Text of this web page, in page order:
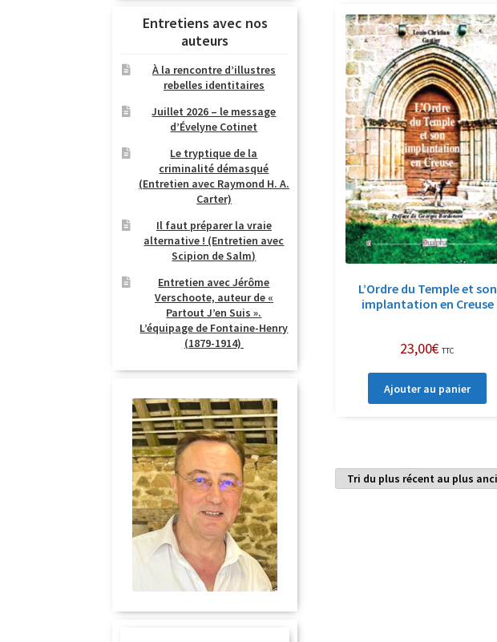
L’Ordre du Temple et son
implantation en Creuse
23,00€ TTC
Ajouter au panier
Entretiens avec nos
auteurs
À la rencontre d’illustres
rebelles identitaires
Juillet 2026 – le message
d’Évelyne Cotinet
Le tryptique de la
criminalité démasqué
(Entretien avec Raymond H. A.
Carter)
Il faut préparer la vraie
alternative ! (Entretien avec
Scipion de Salm)
Entretien avec Jérôme
Verschoote, auteur de «
Partout J’en Suis ».
L’équipage de Fontaine-Henry
(1879-1914)